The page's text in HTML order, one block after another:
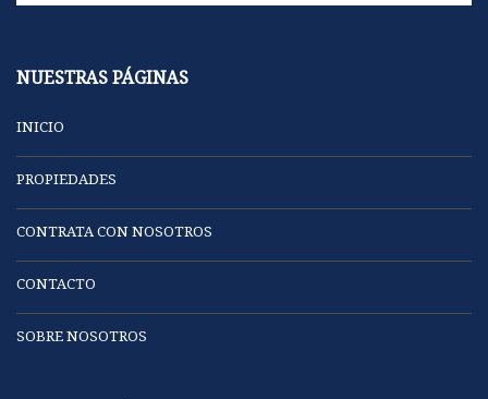
NUESTRAS PÁGINAS
INICIO
PROPIEDADES
CONTRATA CON NOSOTROS
CONTACTO
SOBRE NOSOTROS